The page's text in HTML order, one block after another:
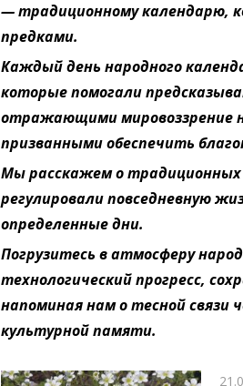
— традиционному календарю,
предками.
Каждый день народного
которые помогали
отражающими мировоззрение
призванными обеспечить
Мы расскажем о
регулировали повседневную
определенные дни.
Погрузитесь в атмосферу
технологический прогресс,
напоминая нам о тесной связи
культурной памяти.